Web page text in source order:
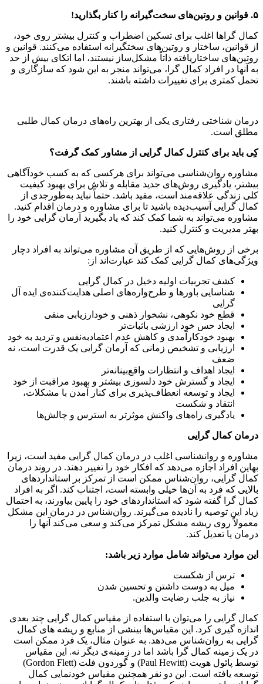
۵. قوانین و روتین‌های سخت‌گیرانه را کنار بگذارید!
کمال‌ گراها اغلب برای تسکین اضطراب و کنترل بیشتر روی خود،
از قوانین، ساختار و روتین‌های سختگیرانه استفاده می‌کنند. قوانین و
روتین‌های ساختاریافته ذاتاً مشکل‌ساز نیستند، اما اتکای بیش از حد
به آنها در افراد کمال گرا، می‌تواند منجر به این شود که سازگاری و
تحمل کمتری برای تغییرات داشته باشند.
درمان شناختی رفتاری یکی از بهترین راه‌های درمان کمال طلبی
مطلق است.
کِی باید برای کنترل کمال گرایی از مشاور کمک گرفت؟
مشاوره روان‌شناسی می‌تواند برای هرکسی که به کسب خودآگاهی
بیشتر، یادگیری روش‌های جدید مقابله و تلاش برای بهبود کیفیت
کلی زندگی علاقه‌مند است، مفید باشد. حتماً نباید به‌طورجدی از
کمال گرایی آسیب‌دیده باشید تا برای مشاوره و درمان اقدام کنید.
مشاوره می‌تواند به شما کمک کند که یاد بگیرید آرمان گرایی خود را
بهتر مدیریت و کنترل کنید.
برخی از روش‌هایی که از طریق آن مشاوره می‌تواند به افراد دچار
ویژگی‌های کمال گرایی کمک کند عبارت‌اند از:
کشف تجربیات اولیه دخیل در کمال گرایی
شناسایی باورها و طرح‌واره‌های اصلی هدایت‌کننده‌ی ایده آل
گرایی
قطع خود نکوهی، نشخوار ذهنی و خودارزیابی منفی
ایجاد حس خود ارزشی باثبات‌تر
بهبود خودکارآمدی و کاهش عدم اعتمادبه‌نفس و تردید به خود
ارزیابی و تشخیص زمانی که آرمان گرایی یک قدرت است، نه
ضعف
ایجاد اهداف و انتظارات واقع‌بینانه‌تر
ایجاد و گسترش خود دلسوزی بیشتر و بهبود مراقبت از خود
ایجاد و توسعه انعطاف‌پذیری برای کنار آمدن با مشکلات،
انتقاد و شکست
یادگیری راه‌های واکنش موثرتر به استرس و چالش‌ها
درمان کمال گرایی
مشاوره و روانشناسی اغلب در درمان کمال گرایی مفید است، زیرا
بهاین افراد اجازه می‌دهد که افکار خود را تغییر دهند. در روند درمان
کمال گرایی، روان‌شناس ممکن است از تمرکز بر استانداردهای
بالایی که فرد به آن‌ها خیلی وابسته است، اجتناب کند. اگر به افراد
کمال گرا گفته شود که استانداردهای خود را پایین بیاورند، به احتمال
زیاد این توصیه را نادیده می‌گیرند. روان‌شناس در درمان این مشکل
معمولاً روی ریشه مشکل تمرکز می‌کند و سعی می‌کند آنها را
درمان یا تعدیل کند.
این موارد می‌تواند شامل موارد زیر باشد:
ترس از شکست
میل به دوست داشتن و تحسین شدن
نیاز به جلب رضایت والدین.
کمال گرایی را می‌توان با استفاده از مقیاس کمال گرایی چند بعدی
اندازه گیری کرد. این مقیاس‌ها بینشی از منابع و ریشه های کمال
گرایی به روان‌شناس می‌دهد. به عنوان مثال، یک فرد ممکن است
در یک زمینه کمال گرا باشد اما در زمینه‌ی دیگر نه. این مقیاس
توسط پائول هویت (Paul Hewitt) و گوردون فلت (Gordon Flett)
توسعه یافته است. این دو نفر همچنین مقیاس خودنمایی کمال